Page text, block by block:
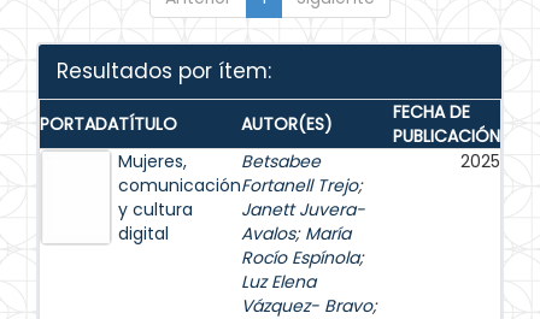
Resultados por ítem:
PORTADATÍTULO AUTOR(ES)
FECHA DE
PUBLICACIÓN
Mujeres,
comunicación
y cultura
digital
Betsabee
Fortanell Trejo;
Janett Juvera-
Avalos; María
Rocío Espínola;
Luz Elena
Vázquez- Bravo;
2025